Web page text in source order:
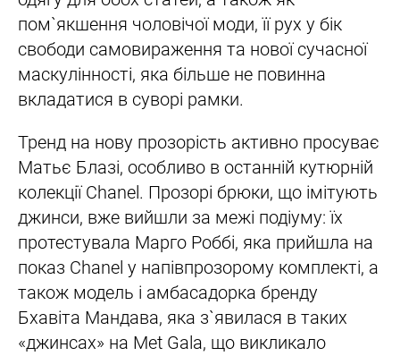
пом`якшення чоловічої моди, її рух у бік
свободи самовираження та нової сучасної
маскулінності, яка більше не повинна
вкладатися в суворі рамки.
Тренд на нову прозорість активно просуває
Матьє Блазі, особливо в останній кутюрній
колекції Chanel. Прозорі брюки, що імітують
джинси, вже вийшли за межі подіуму: їх
протестувала Марго Роббі, яка прийшла на
показ Chanel у напівпрозорому комплекті, а
також модель і амбасадорка бренду
Бхавіта Мандава, яка з`явилася в таких
«джинсах» на Met Gala, що викликало